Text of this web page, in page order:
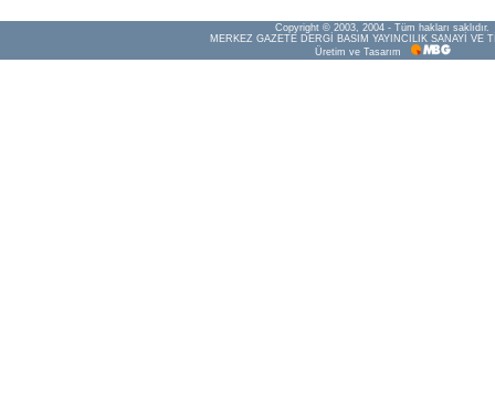
Copyright © 2003, 2004 - Tüm hakları saklıdır.
MERKEZ GAZETE DERGİ BASIM YAYINCILIK SANAYİ VE
Üretim ve Tasarım